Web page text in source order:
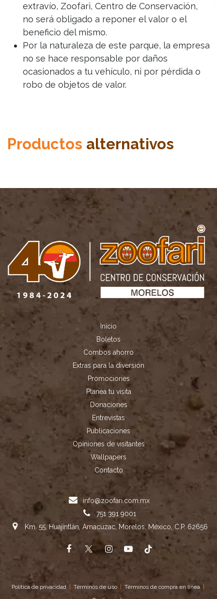
extravío, Zoofari, Centro de Conservación,
no será obligado a reponer el valor o el
beneficio del mismo.
Por la naturaleza de este parque, la empresa
no se hace responsable por daños
ocasionados a tu vehículo, ni por pérdida o
robo de objetos de valor.
Productos alternativos
info@zoofari.com.mx
751 391 9001
Km. 55, Huajintlán, Amacuzac, Morelos, México, C.P. 62656
Inicio
Boletos
Combos ahorro
Extras para la diversión
Promociones
Planea tu visita
Donaciones
Entrevistas
Publicaciones
Opiniones de visitantes
Wallpapers
Contacto
Política de privacidad Términos de uso Términos de compra en línea